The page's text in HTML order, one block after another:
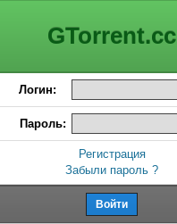
GTorrent.cc
Логин:
Пароль:
Регистрация
Забыли пароль ?